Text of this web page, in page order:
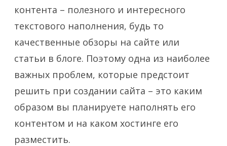
контента – полезного и интересного
текстового наполнения, будь то
качественные обзоры на сайте или
статьи в блоге. Поэтому одна из наиболее
важных проблем, которые предстоит
решить при создании сайта – это каким
образом вы планируете наполнять его
контентом и на каком хостинге его
разместить.